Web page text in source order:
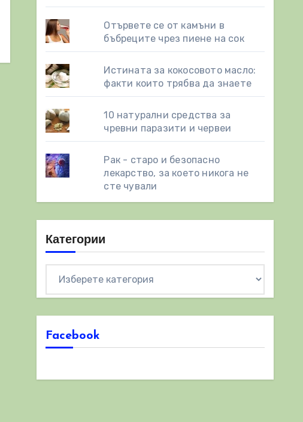
Отървете се от камъни в
бъбреците чрез пиене на сок
Истината за кокосовото масло:
факти които трябва да знаете
10 натурални средства за
чревни паразити и червеи
Рак - старо и безопасно
лекарство, за което никога не
сте чували
Категории
Facebook